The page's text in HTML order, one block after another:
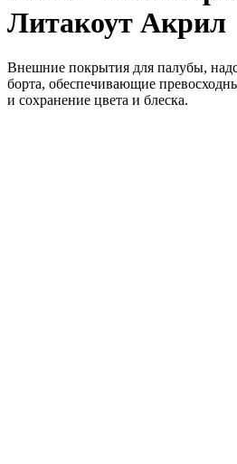
Литакоут Акрил
Внешние покрытия для палубы,
борта, обеспечивающие
и сохранение цвета и блеска.